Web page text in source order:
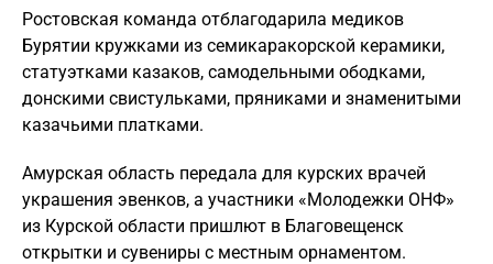
Ростовская команда отблагодарила медиков
Бурятии кружками из семикаракорской керамики,
статуэтками казаков, самодельными ободками,
донскими свистульками, пряниками и знаменитыми
казачьими платками.
Амурская область передала для курских врачей
украшения эвенков, а участники «Молодежки ОНФ»
из Курской области пришлют в Благовещенск
открытки и сувениры с местным орнаментом.